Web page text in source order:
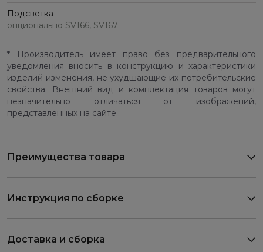
Подсветка
опционально SV166, SV167
* Производитель имеет право без предварительного
уведомления вносить в конструкцию и характеристики
изделий изменения, не ухудшающие их потребительские
свойства. Внешний вид и комплектация товаров могут
незначительно отличаться от изображений,
представленных на сайте.
Преимущества товара
Инструкция по сборке
Доставка и сборка